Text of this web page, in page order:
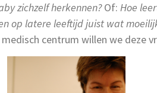
zichzelf herkennen?Of: Hoe
op latere leeftijd juist wat
centrum willen we deze